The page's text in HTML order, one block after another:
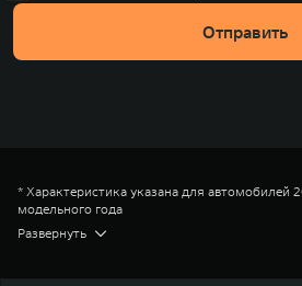
Отправить
* Характеристика указана для автомобилей
модельного года
** Размерность указана для автомобилей
модельного года
Развернуть